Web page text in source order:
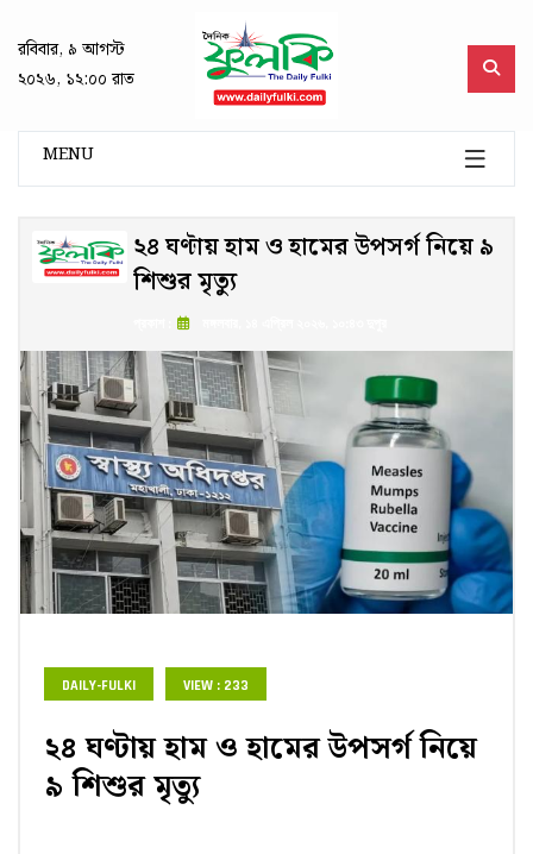
রবিবার, ৯ আগস্ট
২০২৬, ১২:০০ রাত
MENU
২৪ ঘণ্টায় হাম ও হামের উপসর্গ নিয়ে ৯
শিশুর মৃত্যু
DAILY-FULKI VIEW : 233
২৪ ঘণ্টায় হাম ও হামের উপসর্গ নিয়ে
৯ শিশুর মৃত্যু